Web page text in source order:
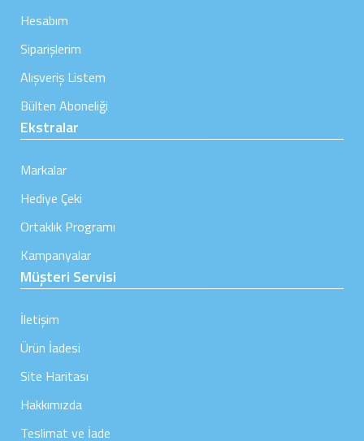
Hesabım
Siparişlerim
Alışveriş Listem
Bülten Aboneliği
Ekstralar
Markalar
Hediye Çeki
Ortaklık Programı
Kampanyalar
Müşteri Servisi
İletişim
Ürün İadesi
Site Haritası
Hakkımızda
Teslimat ve İade